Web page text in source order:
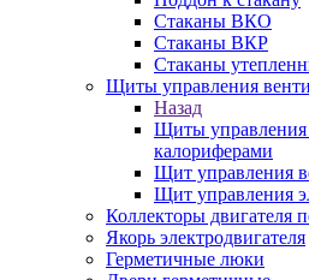
Стаканы ВКО
Стаканы ВКР
Стаканы
Щиты управления
Назад
Щиты управления
калориферами
Щит управления
Щит управления
Коллекторы двигателя
Якорь электродвигателя
Герметичные люки